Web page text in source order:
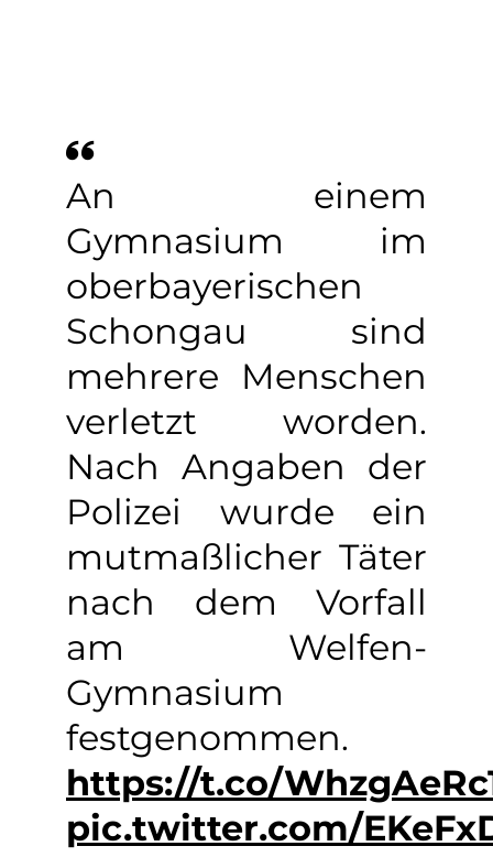
An einem
Gymnasium im
oberbayerischen
Schongau sind
mehrere Menschen
verletzt worden.
Nach Angaben der
Polizei wurde ein
mutmaßlicher Täter
nach dem Vorfall
am Welfen-
Gymnasium
festgenommen.
https://t.co/
pic.twitter.com/